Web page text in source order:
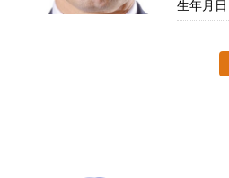
生年月日